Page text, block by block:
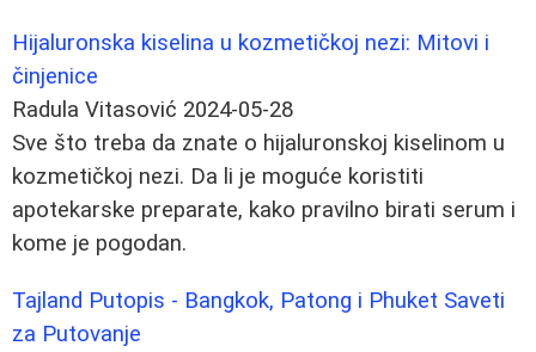
Hijaluronska kiselina u kozmetičkoj nezi: Mitovi i
činjenice
Radula Vitasović 2024-05-28
Sve što treba da znate o hijaluronskoj kiselinom u
kozmetičkoj nezi. Da li je moguće koristiti
apotekarske preparate, kako pravilno birati serum i
kome je pogodan.
Tajland Putopis - Bangkok, Patong i Phuket Saveti
za Putovanje